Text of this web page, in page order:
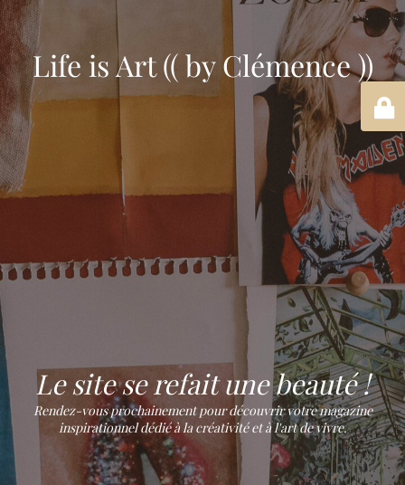
Life is Art (( by Clémence ))
Le site se refait une beauté !
Rendez-vous prochainement pour découvrir votre magazine
inspirationnel dédié à la créativité et à l'art de vivre.